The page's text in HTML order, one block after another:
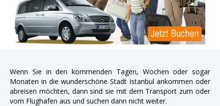
Wenn Sie in den kommenden Tagen, Wochen oder sogar
Monaten in die wunderschöne Stadt Istanbul ankommen oder
abreisen möchten, dann sind sie mit dem Transport zum oder
vom Flughafen aus und suchen dann nicht weiter.